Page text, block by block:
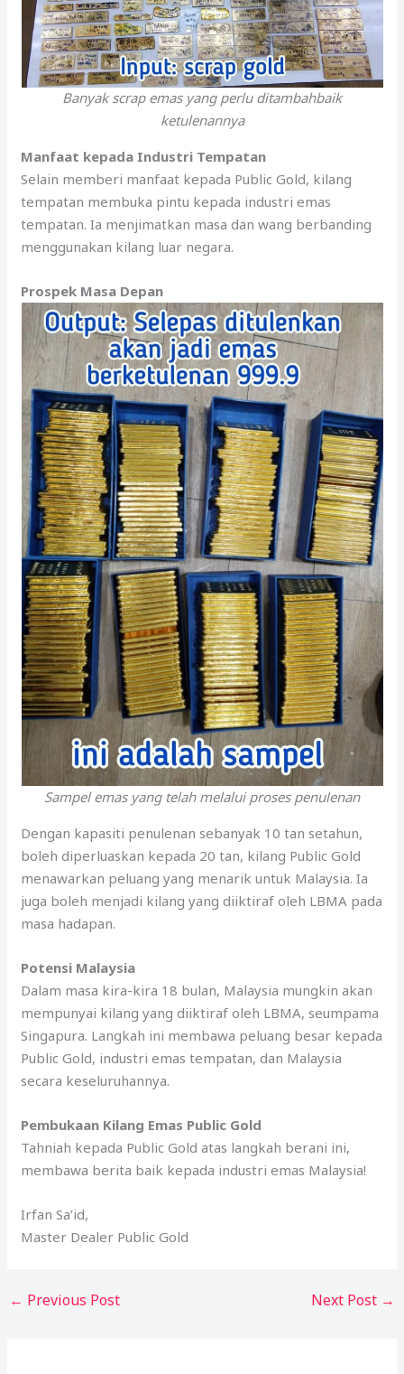
Banyak scrap emas yang perlu ditambahbaik
ketulenannya
Manfaat kepada Industri Tempatan
Selain memberi manfaat kepada Public Gold, kilang
tempatan membuka pintu kepada industri emas
tempatan. Ia menjimatkan masa dan wang berbanding
menggunakan kilang luar negara.
Prospek Masa Depan
Sampel emas yang telah melalui proses penulenan
Dengan kapasiti penulenan sebanyak 10 tan setahun,
boleh diperluaskan kepada 20 tan, kilang Public Gold
menawarkan peluang yang menarik untuk Malaysia. Ia
juga boleh menjadi kilang yang diiktiraf oleh LBMA pada
masa hadapan.
Potensi Malaysia
Dalam masa kira-kira 18 bulan, Malaysia mungkin akan
mempunyai kilang yang diiktiraf oleh LBMA, seumpama
Singapura. Langkah ini membawa peluang besar kepada
Public Gold, industri emas tempatan, dan Malaysia
secara keseluruhannya.
Pembukaan Kilang Emas Public Gold
Tahniah kepada Public Gold atas langkah berani ini,
membawa berita baik kepada industri emas Malaysia!
Irfan Sa’id,
Master Dealer Public Gold
← Previous Post Next Post →